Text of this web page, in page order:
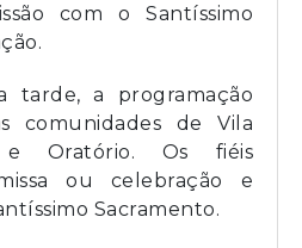
com o Santíssimo
tarde, a programação
comunidades de Vila
e Oratório. Os fiéis
ou celebração e
Sacramento.